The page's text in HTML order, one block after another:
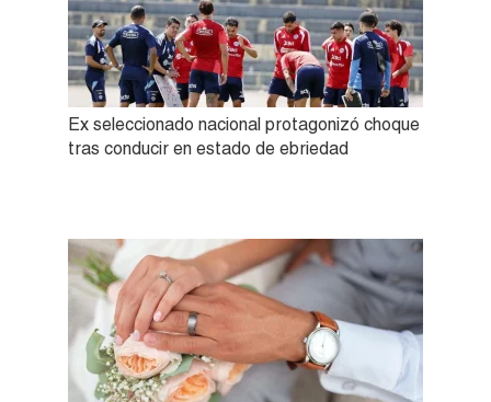
Ex seleccionado nacional protagonizó choque
tras conducir en estado de ebriedad